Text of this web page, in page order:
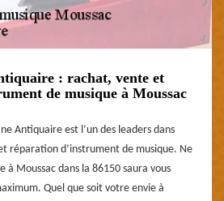
: rachat, vente et
de musique à Moussac
Antiquaire est l’un des leaders dans
réparation d’instrument de musique. Ne
à Moussac dans la 86150 saura vous
Quel que soit votre envie à